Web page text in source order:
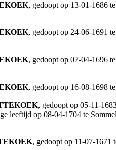
, gedoopt op 13-01-1686
, gedoopt op 24-06-1691
, gedoopt op 07-04-1696
, gedoopt op 16-08-1698
, gedoopt op 05-11-
leeftijd op 08-04-1704 te
, gedoopt op 11-07-1671